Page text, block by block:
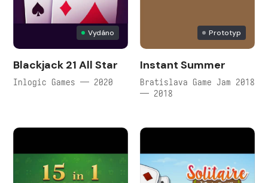
Vydáno
Blackjack 21 All Star
Inlogic Games — 2020
Prototyp
Instant Summer
Bratislava Game Jam 2018
— 2018